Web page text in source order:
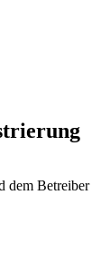
dem Betreiber